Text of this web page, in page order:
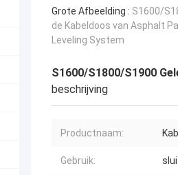
Grote Afbeelding : S1600/
de Kabeldoos van Asphalt
Leveling System
S1600/S1800/S1900
beschrijving
Productnaam:
Gebruik: